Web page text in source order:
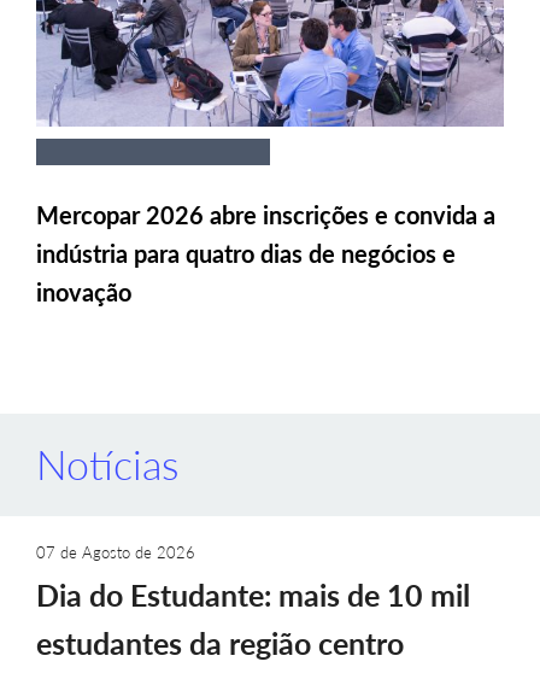
Mercopar 2026 abre inscrições e convida a
indústria para quatro dias de negócios e
inovação
Notícias
07 de Agosto de 2026
Dia do Estudante: mais de 10 mil
estudantes da região centro